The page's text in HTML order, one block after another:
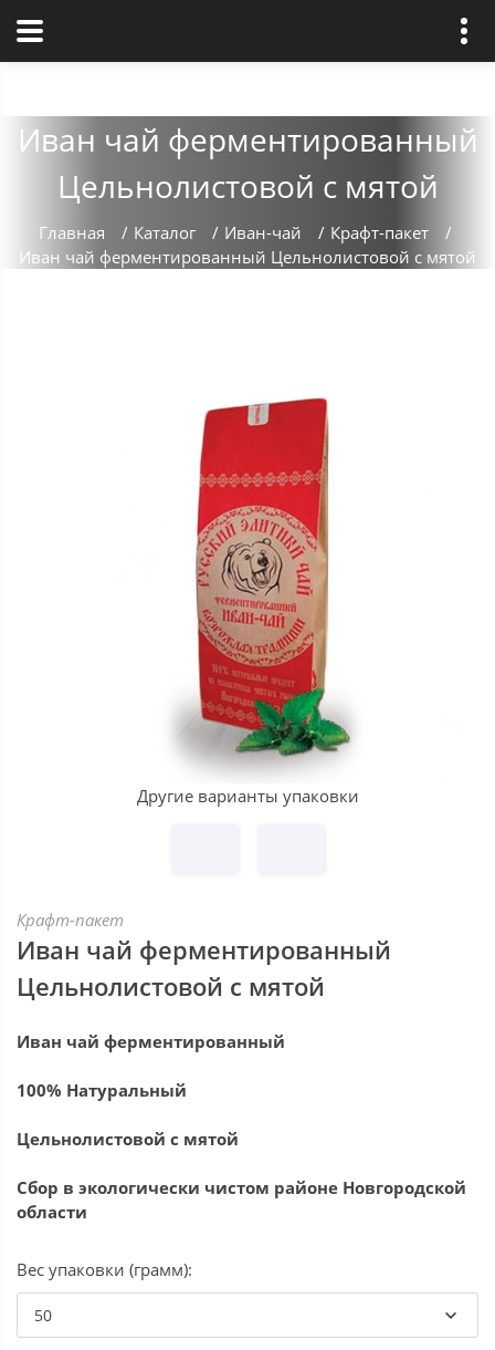
Иван чай ферментированный
Цельнолистовой с мятой
Главная / Каталог / Иван-чай / Крафт-пакет
/
Иван чай ферментированный Цельнолистовой с мятой
Другие варианты упаковки
Крафт-пакет
Иван чай ферментированный
Цельнолистовой с мятой
Иван чай ферментированный
100% Натуральный
Цельнолистовой с мятой
Сбор в экологически чистом районе Новгородской
области
Вес упаковки (грамм):
50